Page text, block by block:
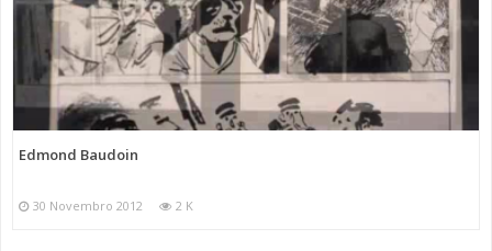
Edmond Baudoin
30 Novembro 2012 2 K